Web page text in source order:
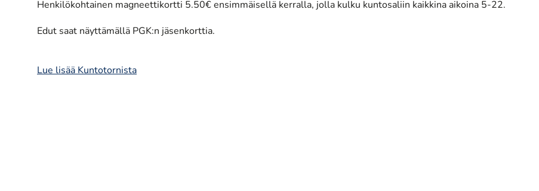
Henkilökohtainen magneettikortti 5.50€ ensimmäisellä kerralla, jolla kulku kuntosaliin kaikkina aikoina 5-22.
Edut saat näyttämällä PGK:n jäsenkorttia.
Lue lisää Kuntotornista